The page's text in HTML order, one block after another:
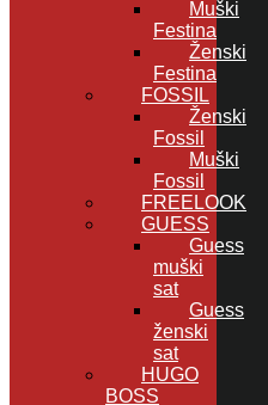
Muški
Festina
Ženski
Festina
FOSSIL
Ženski
Fossil
Muški
Fossil
FREELOOK
GUESS
Guess
muški
sat
Guess
ženski
sat
HUGO
BOSS